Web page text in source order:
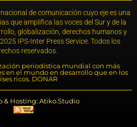
de comunicación cuyo eje es una
que amplifica las voces del Sur y de la
globalización, derechos humanos y
IPS-Inter Press Service. Todos los
reservados.
periodística mundial con más
en el mundo en desarrollo que en los
ricos. DONAR
& Hosting: Atiko.Studio